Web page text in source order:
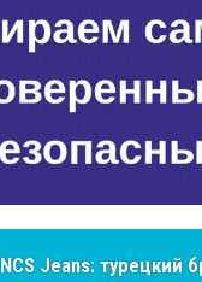
Cottonhill покоряет